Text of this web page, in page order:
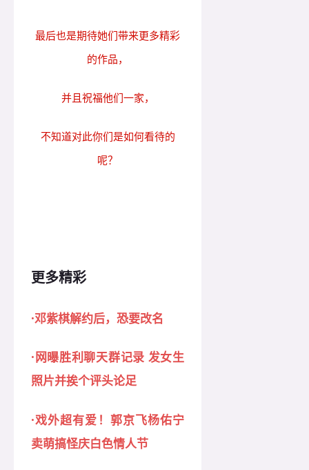
最后也是期待她们带来更多精彩
的作品，
并且祝福他们一家，
不知道对此你们是如何看待的
呢？
更多精彩
·邓紫棋解约后，恐要改名
·网曝胜利聊天群记录 发女生
照片并挨个评头论足
·戏外超有爱！郭京飞杨佑宁
卖萌搞怪庆白色情人节